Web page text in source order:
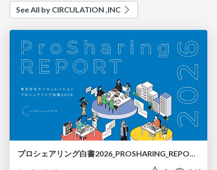
See All by CIRCULATION ,INC
プロシェアリング白書2026_PROSHARING_REPORT_2026